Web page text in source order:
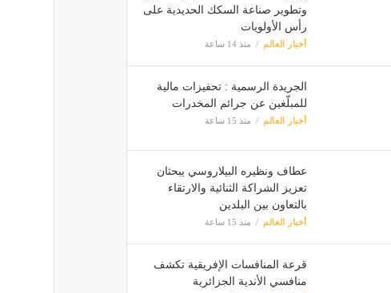
وتطوير صناعة السكك الحديدية على
رأس الأولويات
أخبار العالم منذ 14 ساعة
الجريدة الرسمية : تحفيزات مالية
للمبلّغين عن جرائم المخدرات
أخبار العالم منذ 15 ساعة
عطاف ونظيره البيلاروسي يبحثان
تعزيز الشراكة الثنائية والارتقاء
بالتعاون بين البلدين
أخبار العالم منذ 15 ساعة
قرعة المنافسات الإفريقية تكشف
منافسي الأندية الجزائرية